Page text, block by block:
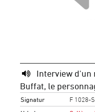
Interview d'un
Buffat, le
Signatur
F 1028-